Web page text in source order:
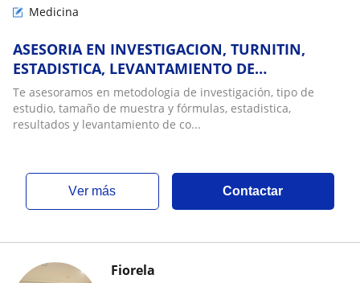
Medicina
ASESORIA EN INVESTIGACION, TURNITIN,
ESTADISTICA, LEVANTAMIENTO DE
CORRECCIONES
Te asesoramos en metodologia de investigación, tipo de
estudio, tamaño de muestra y fórmulas, estadistica,
resultados y levantamiento de co...
ver más Contactar
Fiorela